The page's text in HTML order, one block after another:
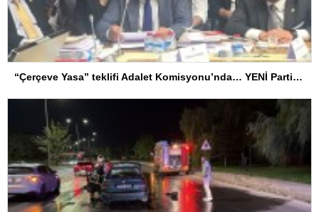
“Çerçeve Yasa” teklifi Adalet Komisyonu’nda… YENİ Partili Tanrıkulu: Bir insana ‘Silahını bırak, ülkene dön, siyasal ve toplumsal hayata katıl’ diyorsanız, o insan kapıdan içeri girdiğinde başına ne geleceğini bilmelidir